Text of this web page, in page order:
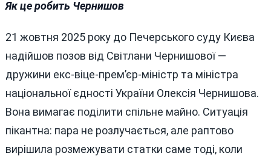
Як це робить Чернишов
21 жовтня 2025 року до Печерського суду Києва
надійшов позов від Світлани Чернишової —
дружини екс-віце-прем’єр-міністр та міністра
національної єдності України Олексія Чернишова.
Вона вимагає поділити спільне майно. Ситуація
пікантна: пара не розлучається, але раптово
вирішила розмежувати статки саме тоді, коли